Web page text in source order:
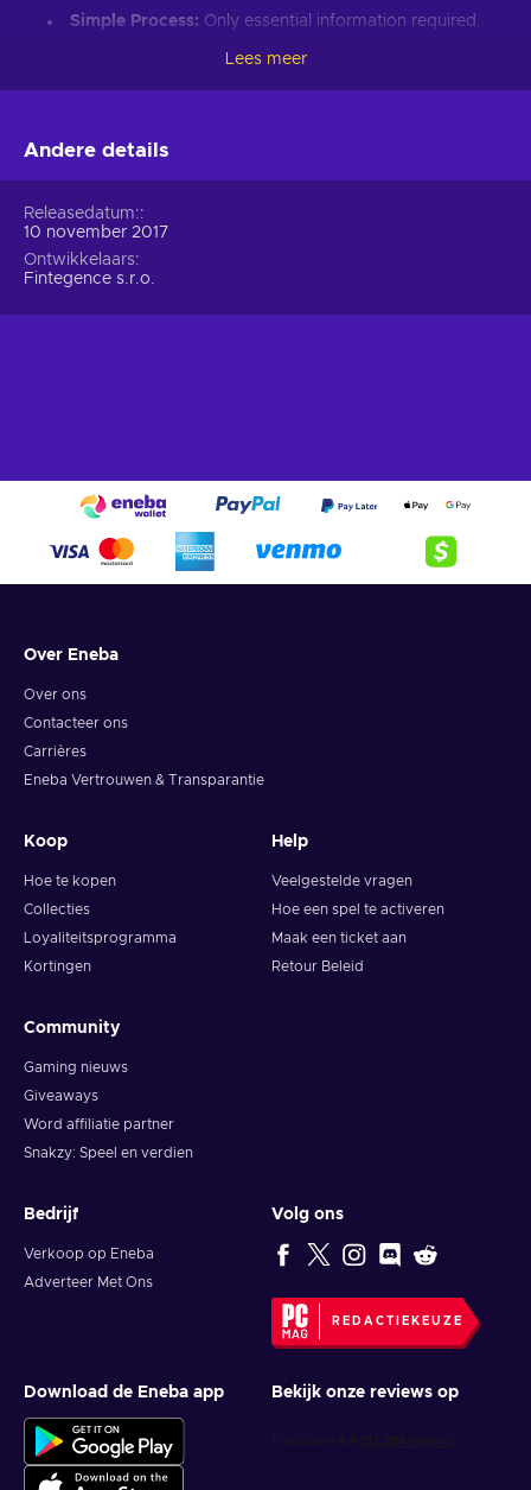
Simple Process: Only essential information required.
Introduce loved ones to Ethereum’s world.
Set up an Ethereum-compatible wallet.
Input your ETH voucher code.
Provide your email for confirmation.
Choose Ethereum (ETH).
Lees meer
Andere details
Releasedatum:
10 november 2017
Ontwikkelaars
Fintegence s.r.o.
Over Eneba
Over ons
Contacteer ons
Carrières
Eneba Vertrouwen & Transparantie
Koop
Hoe te kopen
Collecties
Loyaliteitsprogramma
Kortingen
Help
Veelgestelde vragen
Hoe een spel te activeren
Maak een ticket aan
Retour Beleid
Community
Gaming nieuws
Giveaways
Word affiliatie partner
Snakzy: Speel en verdien
Bedrijf
Verkoop op Eneba
Adverteer Met Ons
Volg ons
REDACTIEKEUZE
Download de Eneba app Bekijk onze reviews op